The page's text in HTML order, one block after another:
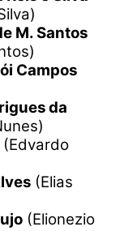
M. Santos
Campos
da
(Edvardo
(Elias
(Elionezio